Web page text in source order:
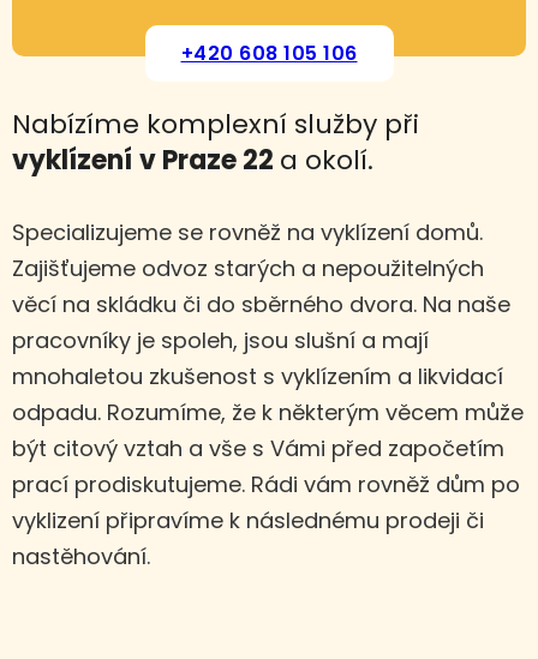
+420 608 105 106
Nabízíme komplexní služby při
vyklízení v Praze 22 a okolí.
Specializujeme se rovněž na vyklízení domů.
Zajišťujeme odvoz starých a nepoužitelných
věcí na skládku či do sběrného dvora. Na naše
pracovníky je spoleh, jsou slušní a mají
mnohaletou zkušenost s vyklízením a likvidací
odpadu. Rozumíme, že k některým věcem může
být citový vztah a vše s Vámi před započetím
prací prodiskutujeme. Rádi vám rovněž dům po
vyklizení připravíme k následnému prodeji či
nastěhování.